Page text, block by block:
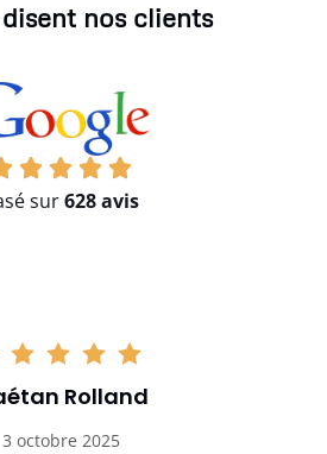
nos clients
sur628 avis
Rolland
3 octobre 2025